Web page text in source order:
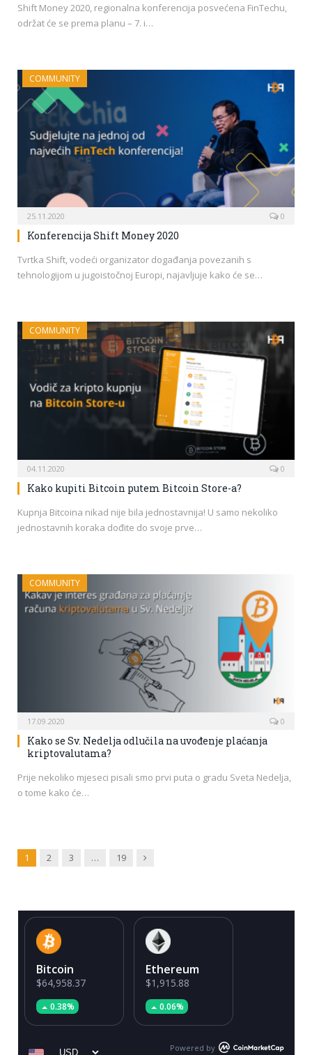
Shift Money 2020, regionalna konferencija posvećena FinTechu,
održat će se prema planu – 7. i…
COMMUNITY
25.11.2020 0
Konferencija Shift Money 2020
Tvrtka Shift, vodeći organizator događanja povezanih s
tehnologijom u jugoistočnoj Europi, najavljuje kako će se…
COMMUNITY
04.11.2020 0
Kako kupiti Bitcoin putem Bitcoin Store-a?
Kupnja Bitcoina nikad nije bila jednostavnija! U samo nekoliko
jednostavnih koraka dođite do svoje prve…
COMMUNITY
17.09.2020 0
Kako se Sv. Nedelja odlučila na uvođenje plaćanja
kriptovalutama?
Prije nekoliko mjeseci pisali smo prvi puta o gradu Sveta Nedelja,
o tome kako će…
1 2 3 … 19 Next
Bitcoin
$64,958.37
0.38%
Ethereum
$1,915.88
0.06%
Powered by